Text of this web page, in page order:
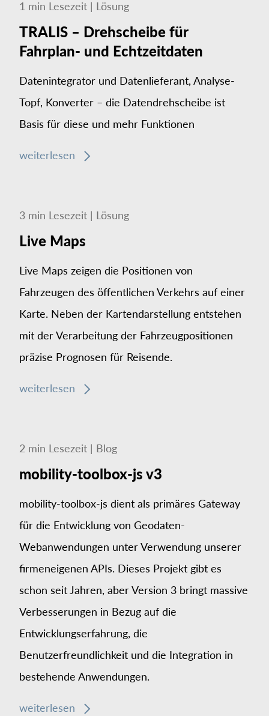
1 min Lesezeit | Lösung
TRALIS – Drehscheibe für
Fahrplan- und Echtzeitdaten
Datenintegrator und Daten­lieferant, Analyse-
Topf, Konverter – die Daten­dreh­scheibe ist
Basis für diese und mehr Funktionen
weiterlesen
3 min Lesezeit | Lösung
Live Maps
Live Maps zeigen die Positionen von
Fahrzeugen des öffent­lichen Verkehrs auf einer
Karte. Neben der Karten­darstellung entstehen
mit der Ver­arbeitung der Fahrzeug­positionen
präzise Prognosen für Reisende.
weiterlesen
2 min Lesezeit | Blog
mobility-toolbox-js v3
mobility-toolbox-js dient als primäres Gateway
für die Entwicklung von Geodaten-
Webanwendungen unter Verwendung unserer
firmeneigenen APIs. Dieses Projekt gibt es
schon seit Jahren, aber Version 3 bringt massive
Verbesserungen in Bezug auf die
Entwicklungserfahrung, die
Benutzerfreundlichkeit und die Integration in
bestehende Anwendungen.
weiterlesen